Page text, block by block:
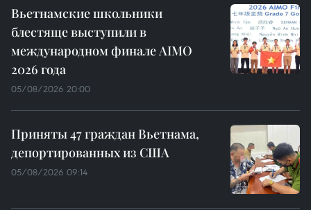
Вьетнамские школьники
блестяще выступили в
международном финале AIMO
2026 года
05/08/2026 20:00
Приняты 47 граждан Вьетнама,
депортированных из США
05/08/2026 09:14